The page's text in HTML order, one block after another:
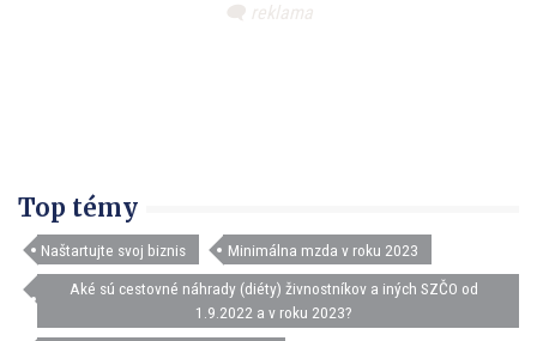
Top témy
Naštartujte svoj biznis Minimálna mzda v roku 2023
Aké sú cestovné náhrady (diéty) živnostníkov a iných SZČO od
1.9.2022 a v roku 2023?